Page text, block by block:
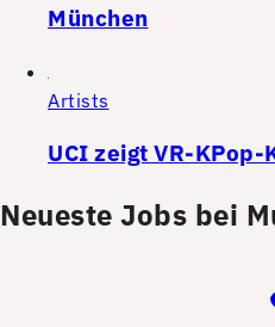
München
Artists
UCI zeigt VR-KPop-
Neueste Jobs bei